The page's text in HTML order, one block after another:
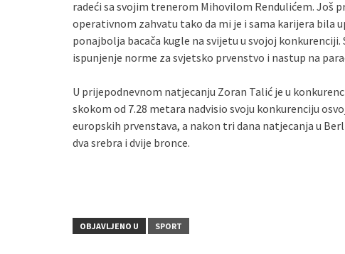
radeći sa svojim trenerom Mihovilom Rendulićem. Još
operativnom zahvatu tako da mi je i sama karijera bila
ponajbolja bacača kugle na svijetu u svojoj konkurenciji.
ispunjenje norme za svjetsko prvenstvo i nastup na
U prijepodnevnom natjecanju Zoran Talić je u
skokom od 7.28 metara nadvisio svoju konkurenciju
europskih prvenstava, a nakon tri dana natjecanja u
dva srebra i dvije bronce.
OBJAVLJENO U SPORT